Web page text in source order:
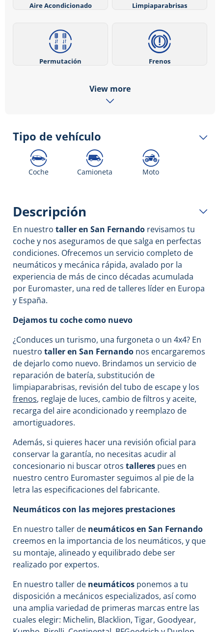
Aire Acondicionado Limpiaparabrisas
Permutación Frenos
View more
Tipo de vehículo
Coche Camioneta Moto
Descripción
En nuestro taller en San Fernando revisamos tu
coche y nos aseguramos de que salga en perfectas
condiciones. Ofrecemos un servicio completo de
neumáticos y mecánica rápida, avalado por la
experiencia de más de cinco décadas acumulada
por Euromaster, una red de talleres líder en Europa
y España.
Dejamos tu coche como nuevo
¿Conduces un turismo, una furgoneta o un 4x4? En
nuestro taller en San Fernando nos encargaremos
de dejarlo como nuevo. Brindamos un servicio de
reparación de batería, substitución de
limpiaparabrisas, revisión del tubo de escape y los
frenos, reglaje de luces, cambio de filtros y aceite,
recarga del aire acondicionado y reemplazo de
amortiguadores.
Además, si quieres hacer una revisión oficial para
conservar la garantía, no necesitas acudir al
concesionario ni buscar otros talleres pues en
nuestro centro Euromaster seguimos al pie de la
letra las especificaciones del fabricante.
Neumáticos con las mejores prestaciones
En nuestro taller de neumáticos en San Fernando
creemos en la importancia de los neumáticos, y que
su montaje, alineado y equilibrado debe ser
realizado por expertos.
En nuestro taller de neumáticos ponemos a tu
disposición a mecánicos especializados, así como
una amplia variedad de primeras marcas entre las
cuales elegir: Michelin, Blacklion, Tigar, Goodyear,